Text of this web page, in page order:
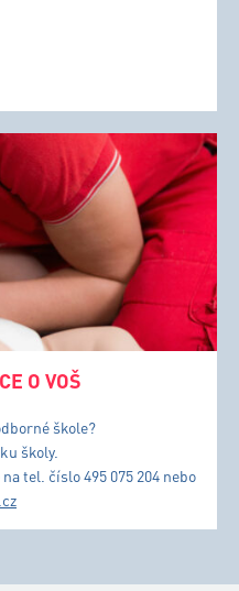
O VOŠ
škole?
školy.
tel. číslo 495 075 204 nebo